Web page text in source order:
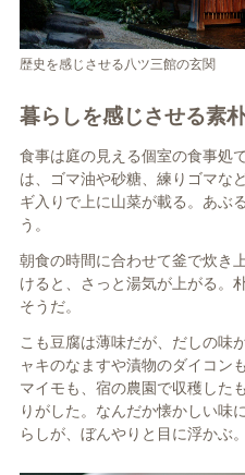
歴史を感じさせる八ツ三館の玄関
暮らしを感じさせる素
食事は庭の見える個室の食事処
は、ゴマ油や砂糖、練りゴマな
ギ入りで上に山菜が載る。あぶ
う。
朝食の時間に合わせて釜で炊き
けると、さっと湯気が上がる。
そうだ。
こも豆腐は薄味だが、だしの味
ャキのなますや漬物のダイコン
マイモも、宿の農園で収穫した
りがした。なんだか懐かしい味
らしが、ぼんやりと目に浮かぶ。